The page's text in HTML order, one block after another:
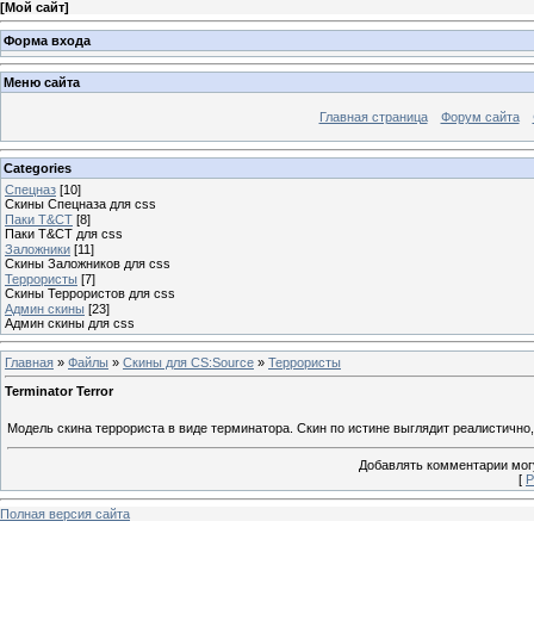
[Мой сайт]
Форма входа
Меню сайта
Главная страница Форум сайта
Categories
Спецназ [10]
Скины Спецназа для css
Паки T&CT [8]
Паки T&CT для css
Заложники [11]
Скины Заложников для css
Террористы [7]
Скины Террористов для css
Админ скины [23]
Админ скины для css
Главная » Файлы » Скины для CS:Source » Террористы
Terminator Terror
Модель скина террориста в виде терминатора. Скин по истине выглядит
Добавлять комментарии
[
Полная версия сайта